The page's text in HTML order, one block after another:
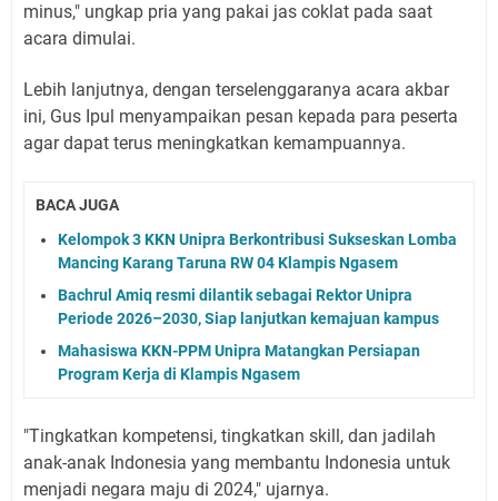
minus," ungkap pria yang pakai jas coklat pada saat
acara dimulai.
Lebih lanjutnya, dengan terselenggaranya acara akbar
ini, Gus Ipul menyampaikan pesan kepada para peserta
agar dapat terus meningkatkan kemampuannya.
BACA JUGA
Kelompok 3 KKN Unipra Berkontribusi Sukseskan Lomba
Mancing Karang Taruna RW 04 Klampis Ngasem
Bachrul Amiq resmi dilantik sebagai Rektor Unipra
Periode 2026–2030, Siap lanjutkan kemajuan kampus
Mahasiswa KKN-PPM Unipra Matangkan Persiapan
Program Kerja di Klampis Ngasem
"Tingkatkan kompetensi, tingkatkan skill, dan jadilah
anak-anak Indonesia yang membantu Indonesia untuk
menjadi negara maju di 2024," ujarnya.